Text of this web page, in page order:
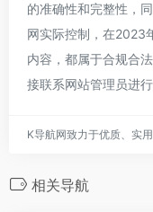
的准确性和完整性，
网实际控制，在2023
内容，都属于合规合
接联系网站管理员进
K导航网致力于优质、实
相关导航